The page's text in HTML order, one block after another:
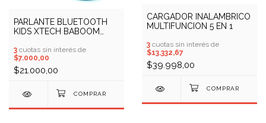
PARLANTE BLUETOOTH
KIDS XTECH BABOOM
3 cuotas sin interés de
$7.000,00
$21.000,00
CARGADOR INALAMBRICO
MULTIFUNCION 5 EN 1
3 cuotas sin interés de
$13.332,67
$39.998,00